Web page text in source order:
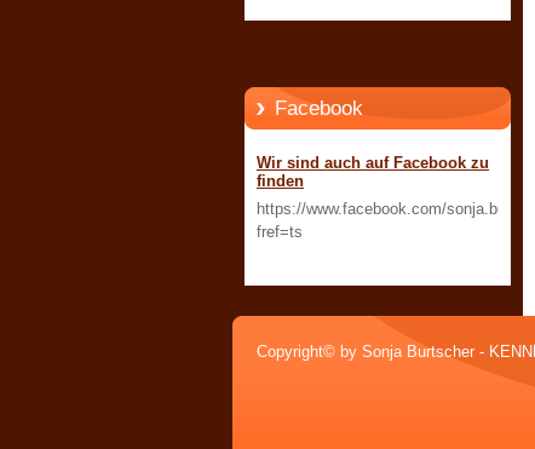
Facebook
Wir sind auch auf Facebook zu
finden
https://www.facebook.com/
fref=ts
Copyright© by Sonja Burtscher -